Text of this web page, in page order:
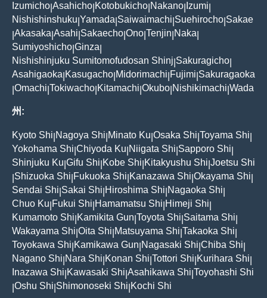
Izumicho Asahicho Kotobukicho Nakano Izumi
Nishishinshuku Yamada Saiwaimachi Suehirocho Sakae
Akasaka Asahi Sakaecho Ono Tenjin Naka
Sumiyoshicho Ginza
Nishishinjuku Sumitomofudosan Shinj Sakuragicho
Asahigaoka Kasugacho Midorimachi Fujimi Sakuragaoka
Omachi Tokiwacho Kitamachi Okubo Nishikimachi Wada
州:
Kyoto Shi Nagoya Shi Minato Ku Osaka Shi Toyama Shi
Yokohama Shi Chiyoda Ku Niigata Shi Sapporo Shi
Shinjuku Ku Gifu Shi Kobe Shi Kitakyushu Shi Joetsu Shi
Shizuoka Shi Fukuoka Shi Kanazawa Shi Okayama Shi
Sendai Shi Sakai Shi Hiroshima Shi Nagaoka Shi
Chuo Ku Fukui Shi Hamamatsu Shi Himeji Shi
Kumamoto Shi Kamikita Gun Toyota Shi Saitama Shi
Wakayama Shi Oita Shi Matsuyama Shi Takaoka Shi
Toyokawa Shi Kamikawa Gun Nagasaki Shi Chiba Shi
Nagano Shi Nara Shi Konan Shi Tottori Shi Kurihara Shi
Inazawa Shi Kawasaki Shi Asahikawa Shi Toyohashi Shi
Oshu Shi Shimonoseki Shi Kochi Shi